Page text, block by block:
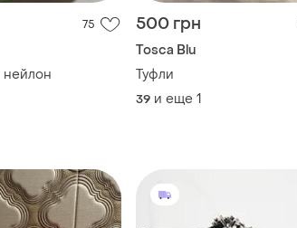
75
нейлон
500 грн
Tosca Blu
Туфли
39 и еще 1